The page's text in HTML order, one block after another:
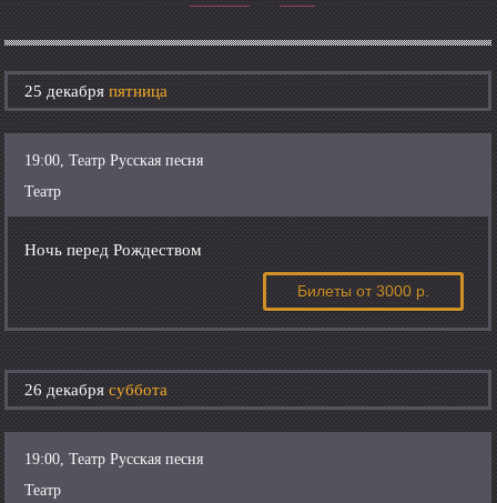
25 декабряпятница
19:00, Театр Русская песня
Театр
Ночь перед Рождеством
Билеты от 3000 р.
26 декабрясуббота
19:00, Театр Русская песня
Театр